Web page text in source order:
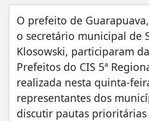
O prefeito de
o secretário municipal de
Klosowski, participaram
Prefeitos do CIS 5ª
realizada nesta quinta-
representantes dos
discutir pautas